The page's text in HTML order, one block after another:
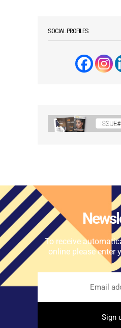
SOCIAL PROFILES
To receive
online please enter